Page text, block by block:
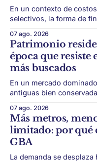
En un contexto de
selectivos, la forma de
éxito de un desarrollo
conseguir un buen terreno. En un mercado más
la estructura financiera,
07 ago. 2026
Patrimonio
época que resiste
más buscados
En un mercado
antiguas bien
algunas piezas
barrio. En medio de torres, edificios nuevos y proyectos
premium, todavía
07 ago. 2026
Más metros,
limitado: por qué
GBA
La demanda se